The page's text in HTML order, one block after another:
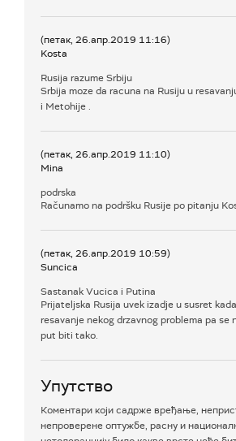
(петак, 26.апр.2019 11:16)
Kosta
Rusija razume Srbiju
Srbija moze da racuna na Rusiju u
i Metohije .
(петак, 26.апр.2019 11:10)
Mina
podrska
Računamo na podršku Rusije po pitanju
(петак, 26.апр.2019 10:59)
Suncica
Sastanak Vucica i Putina
Prijateljska Rusija uvek izadje u susret
resavanje nekog drzavnog problema pa se
put biti tako.
Упутство
Коментари који садрже вређање,
непроверене оптужбе, расну и